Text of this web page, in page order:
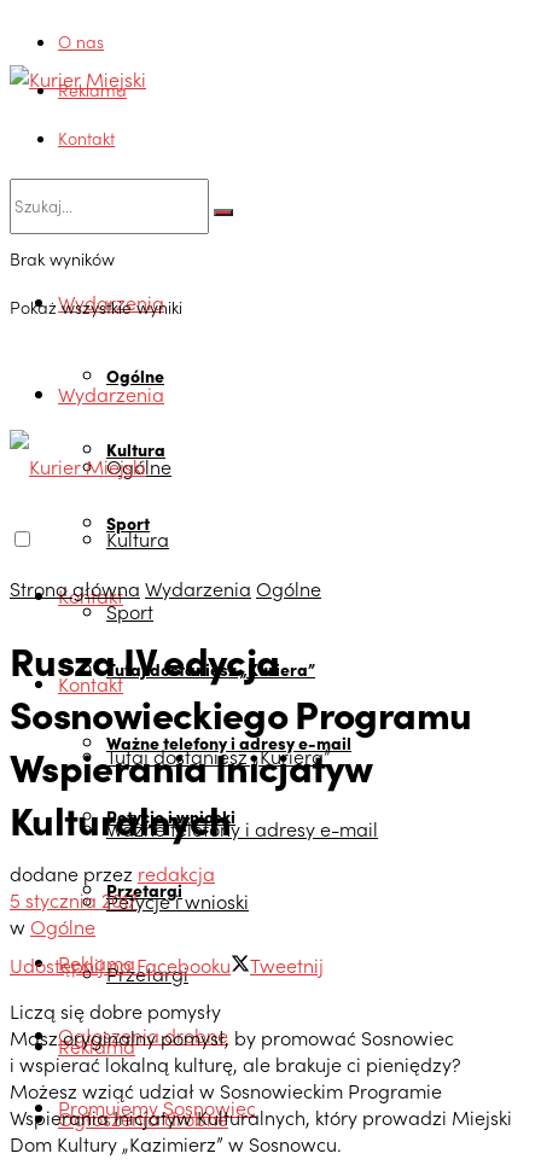
O nas
Reklama
Kontakt
Brak wyników
Pokaż wszystkie wyniki
Wydarzenia
Ogólne
Kultura
Sport
Kontakt
Tutaj dostaniesz „Kuriera”
Ważne telefony i adresy e-mail
Petycje i wnioski
Przetargi
Reklama
Ogłoszenia drobne
Promujemy Sosnowiec
Wydarzenia
Ogólne
Kultura
Sport
Kontakt
Tutaj dostaniesz „Kuriera”
Ważne telefony i adresy e-mail
Petycje i wnioski
Przetargi
Reklama
Ogłoszenia drobne
Strona główna Wydarzenia Ogólne
Rusza IV edycja
Sosnowieckiego Programu
Wspierania Inicjatyw
Kulturalnych
dodane przez redakcja
5 stycznia 2017
wOgólne
Udostępnij na Facebooku
Tweetnij
Liczą się dobre pomysły
Masz oryginalny pomysł, by promować Sosnowiec
i wspierać lokalną kulturę, ale brakuje ci pieniędzy?
Możesz wziąć udział w Sosnowieckim Programie
Wspierania Inicjatyw Kulturalnych, który prowadzi Miejski
Dom Kultury „Kazimierz” w Sosnowcu.